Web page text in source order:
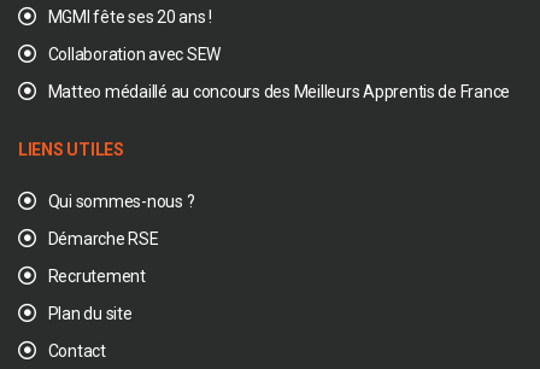
MGMI fête ses 20 ans !
Collaboration avec SEW
Matteo médaillé au concours des Meilleurs Apprentis de France
LIENS UTILES
Qui sommes-nous ?
Démarche RSE
Recrutement
Plan du site
Contact